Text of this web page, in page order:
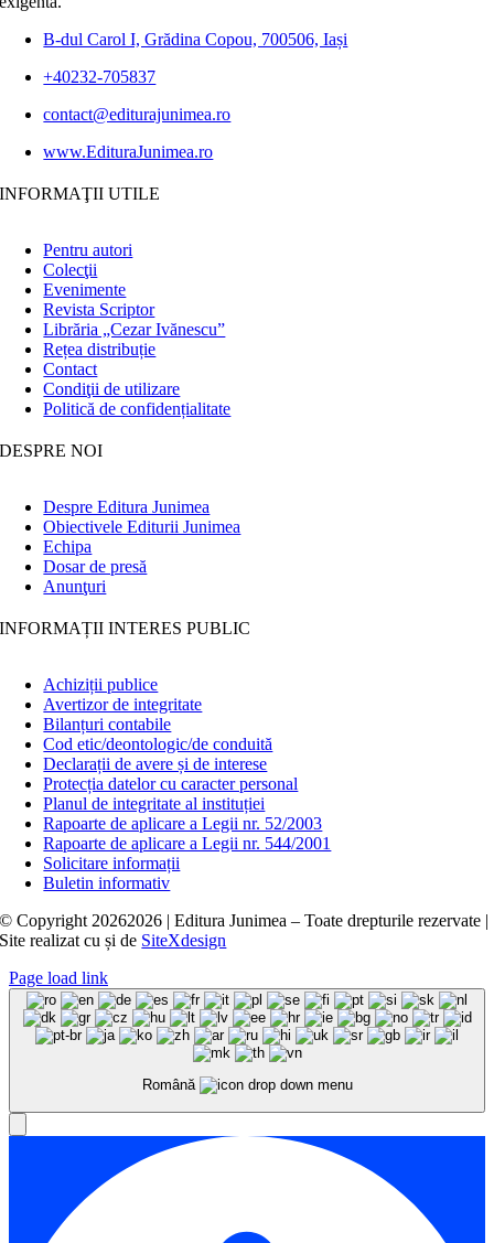
B-dul Carol I, Grădina Copou, 700506, Iași
+40232-705837
contact@editurajunimea.ro
www.EdituraJunimea.ro
INFORMAŢII UTILE
Pentru autori
Colecţii
Evenimente
Revista Scriptor
Librăria „Cezar Ivănescu”
Rețea distribuție
Contact
Condiţii de utilizare
Politică de confidențialitate
DESPRE NOI
Despre Editura Junimea
Obiectivele Editurii Junimea
Echipa
Dosar de presă
Anunţuri
INFORMAȚII INTERES PUBLIC
Achiziții publice
Avertizor de integritate
Bilanțuri contabile
Cod etic/deontologic/de conduită
Declarații de avere și de interese
Protecția datelor cu caracter personal
Planul de integritate al instituției
Rapoarte de aplicare a Legii nr. 52/2003
Rapoarte de aplicare a Legii nr. 544/2001
Solicitare informații
Buletin informativ
© Copyright 20262026 | Editura Junimea – Toate drepturile rezervate |
Site realizat cușide SiteXdesign
Page load link
Română